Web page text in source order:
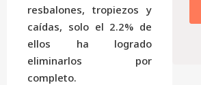
resbalones, tropiezos y
caídas, solo el 2.2% de
ellos ha logrado
eliminarlos por
completo.